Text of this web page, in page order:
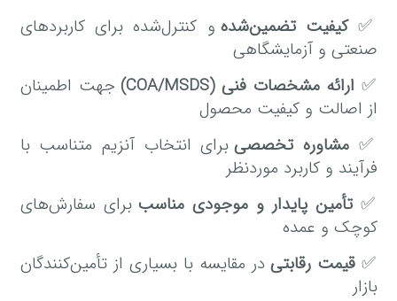
✅کیفیت تضمین‌شده و کنترل‌شده برای کاربردهای
صنعتی و آزمایشگاهی
✅ ارائه مشخصات فنی (COA/MSDS)
جهت اطمینان
از اصالت و کیفیت محصول
✅ مشاوره تخصصیبرای انتخاب آنزیم متناسب با
فرآیند و کاربرد موردنظر
✅تأمین پایدار و موجودی مناسب برای سفارش‌های
کوچک و عمده
✅ قیمت رقابتی در مقایسه با بسیاری از تأمین‌کنندگان
بازار